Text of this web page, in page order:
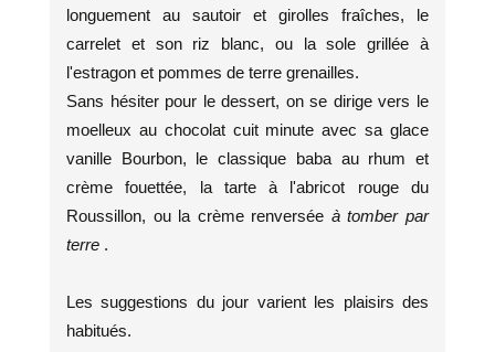
longuement au sautoir et girolles fraîches, le
carrelet et son riz blanc, ou la sole grillée à
l'estragon et pommes de terre grenailles.
Sans hésiter pour le dessert, on se dirige vers le
moelleux au chocolat cuit minute avec sa glace
vanille Bourbon, le classique baba au rhum et
crème fouettée, la tarte à l'abricot rouge du
Roussillon, ou la crème renversée à tomber par
terre .
Les suggestions du jour varient les plaisirs des
habitués.